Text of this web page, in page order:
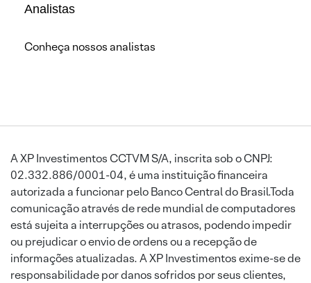
Analistas
Conheça nossos analistas
A XP Investimentos CCTVM S/A, inscrita sob o CNPJ:
02.332.886/0001-04, é uma instituição financeira
autorizada a funcionar pelo Banco Central do Brasil.Toda
comunicação através de rede mundial de computadores
está sujeita a interrupções ou atrasos, podendo impedir
ou prejudicar o envio de ordens ou a recepção de
informações atualizadas. A XP Investimentos exime-se de
responsabilidade por danos sofridos por seus clientes,